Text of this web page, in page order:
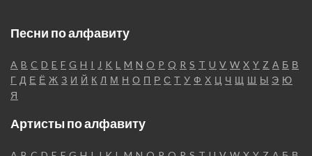
Песни по алфавиту
A B C D E F G H I J K L M N O P Q R S T U V W X Y Z А Б В
Г Д Е Ё Ж З И Й К Л М Н О П Р С Т У Ф Х Ц Ч Щ Ш Ы Э Ю
Я
Артисты по алфавиту